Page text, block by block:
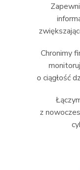
Chronimy
o ciągłość
z